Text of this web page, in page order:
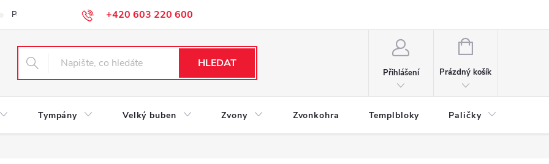
+420 603 220 600
Podmínky ochrany osobních údajů
HLEDAT
Přihlášení
NÁKUPNÍ
Prázdný košík
Tympány Velký buben Zvony Zvonkohra Templbloky Paličky